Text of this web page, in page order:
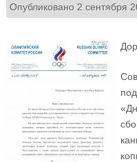
Опубликовано 2 сентября